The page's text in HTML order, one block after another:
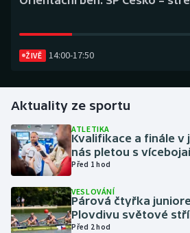
Golf
Gymnastika
Házená
Jezdectví
ŽIVĚ 14:00-17:50
Aktuality ze sportu
ATLETIKA
Kvalifikace a finále v
nás pletou s
Před 1 hod
VESLOVÁNÍ
Párová čtyřka
Plovdivu světové
Před 2 hod